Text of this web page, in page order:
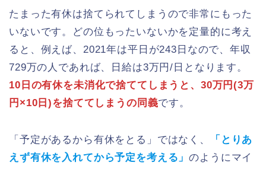
たまった有休は捨てられてしまうので非常にもった
いないです。どの位もったいないかを定量的に考え
ると、例えば、2021年は平日が243日なので、年収
729万の人であれば、日給は3万円/日となります。
10日の有休を未消化で捨ててしまうと、30万円(3万
円×10日)を捨ててしまうの同義です。
「予定があるから有休をとる」ではなく、
「とりあ
えず有休を入れてから予定を考える」のようにマイ